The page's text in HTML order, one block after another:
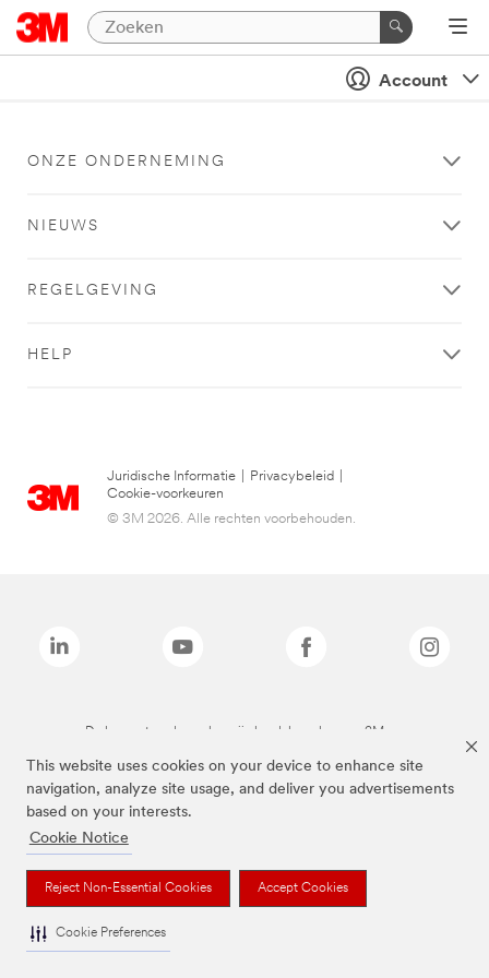
This website uses cookies on your device to enhance site
navigation, analyze site usage, and deliver you advertisements
based on your interests.
Cookie Notice
Reject Non-Essential Cookies Accept Cookies
Cookie Preferences
Account
ONZE ONDERNEMING
NIEUWS
REGELGEVING
HELP
Juridische Informatie Privacybeleid
Cookie-voorkeuren
© 3M 2026. Alle rechten voorbehouden.
De bovenstaande merken zijn handelsmerken van 3M.we